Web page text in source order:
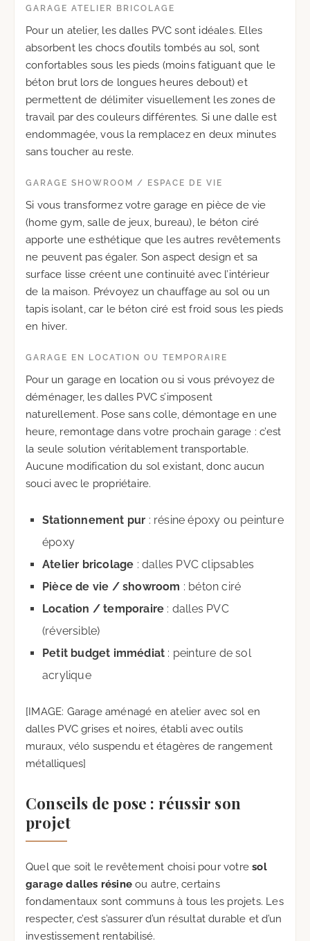
GARAGE ATELIER BRICOLAGE
Pour un atelier, les dalles PVC sont idéales. Elles
absorbent les chocs d’outils tombés au sol, sont
confortables sous les pieds (moins fatiguant que le
béton brut lors de longues heures debout) et
permettent de délimiter visuellement les zones de
travail par des couleurs différentes. Si une dalle est
endommagée, vous la remplacez en deux minutes
sans toucher au reste.
GARAGE SHOWROOM / ESPACE DE VIE
Si vous transformez votre garage en pièce de vie
(home gym, salle de jeux, bureau), le béton ciré
apporte une esthétique que les autres revêtements
ne peuvent pas égaler. Son aspect design et sa
surface lisse créent une continuité avec l’intérieur
de la maison. Prévoyez un chauffage au sol ou un
tapis isolant, car le béton ciré est froid sous les pieds
en hiver.
GARAGE EN LOCATION OU TEMPORAIRE
Pour un garage en location ou si vous prévoyez de
déménager, les dalles PVC s’imposent
naturellement. Pose sans colle, démontage en une
heure, remontage dans votre prochain garage : c’est
la seule solution véritablement transportable.
Aucune modification du sol existant, donc aucun
souci avec le propriétaire.
Stationnement pur : résine époxy ou peinture
époxy
Atelier bricolage : dalles PVC clipsables
Pièce de vie / showroom : béton ciré
Location / temporaire : dalles PVC
(réversible)
Petit budget immédiat : peinture de sol
acrylique
[IMAGE: Garage aménagé en atelier avec sol en
dalles PVC grises et noires, établi avec outils
muraux, vélo suspendu et étagères de rangement
métalliques]
Conseils de pose : réussir son
projet
Quel que soit le revêtement choisi pour votresol
garage dalles résine ou autre, certains
fondamentaux sont communs à tous les projets. Les
respecter, c’est s’assurer d’un résultat durable et d’un
investissement rentabilisé.